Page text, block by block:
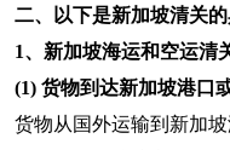
二、以下是新加坡清关
1、新加坡海运和空运清
(1) 货物到达新加坡港口
货物从国外运输到新加